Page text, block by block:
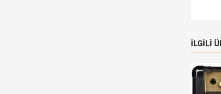
İLGILI